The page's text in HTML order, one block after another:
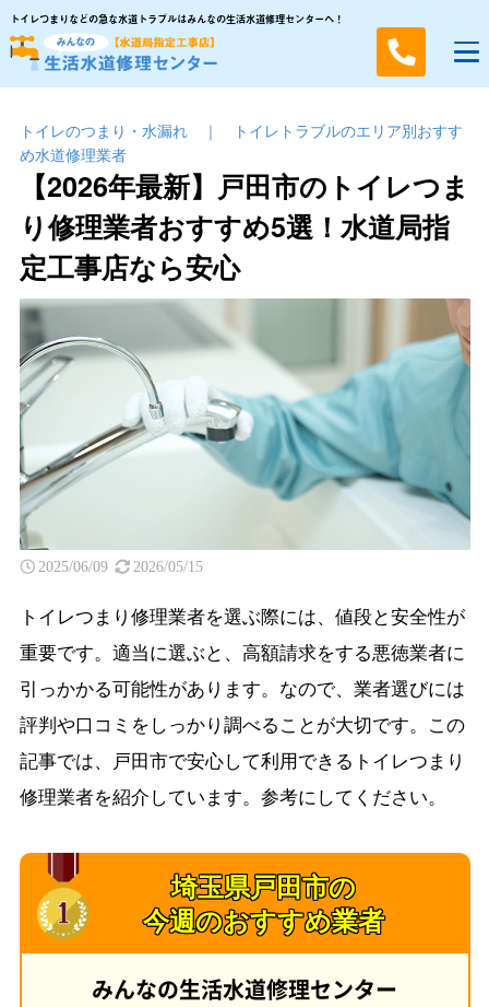
トイレつまりなどの急な水道トラブルはみんなの生活水道修理センターへ！
トイレのつまり・⽔漏れ｜
トイレトラブルのエリア別おすす
め水道修理業者
【2026年最新】戸田市のトイレつま
り修理業者おすすめ5選！水道局指
定工事店なら安心
2025/06/09 2026/05/15
トイレつまり修理業者を選ぶ際には、値段と安全性が
重要です。適当に選ぶと、高額請求をする悪徳業者に
引っかかる可能性があります。なので、業者選びには
評判や口コミをしっかり調べることが大切です。この
記事では、戸田市で安心して利用できるトイレつまり
修理業者を紹介しています。参考にしてください。
埼玉県戸田市の
今週のおすすめ業者
みんなの生活水道修理センター